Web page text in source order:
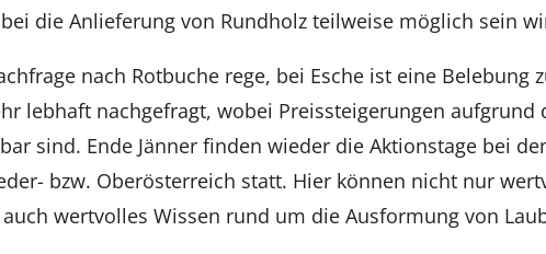
die Anlieferung von Rundholz teilweise möglich sein
nach Rotbuche rege, bei Esche ist eine Belebung
lebhaft nachgefragt, wobei Preissteigerungen aufgrund
sind. Ende Jänner finden wieder die Aktionstage bei
bzw. Oberösterreich statt. Hier können nicht nur
wertvolles Wissen rund um die Ausformung von